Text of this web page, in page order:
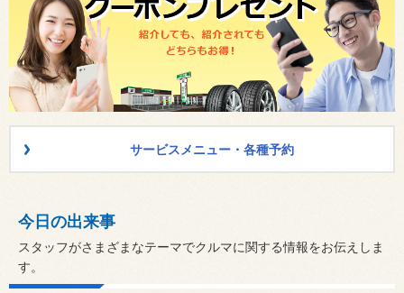
サービスメニュー・各種予約
今日の出来事
スタッフがさまざまなテーマでクルマに関する情報をお伝えしま
す。